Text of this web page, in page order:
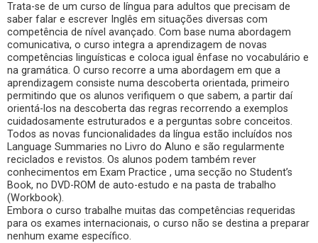
Trata-se de um curso de língua para adultos que precisam de
saber falar e escrever Inglês em situações diversas com
competência de nível avançado. Com base numa abordagem
comunicativa, o curso integra a aprendizagem de novas
competências linguísticas e coloca igual ênfase no vocabulário e
na gramática. O curso recorre a uma abordagem em que a
aprendizagem consiste numa descoberta orientada, primeiro
permitindo que os alunos verifiquem o que sabem, a partir daí
orientá-los na descoberta das regras recorrendo a exemplos
cuidadosamente estruturados e a perguntas sobre conceitos.
Todos as novas funcionalidades da língua estão incluídos nos
Language Summaries no Livro do Aluno e são regularmente
reciclados e revistos. Os alunos podem também rever
conhecimentos em Exam Practice , uma secção no Student’s
Book, no DVD-ROM de auto-estudo e na pasta de trabalho
(Workbook).
Embora o curso trabalhe muitas das competências requeridas
para os exames internacionais, o curso não se destina a preparar
nenhum exame específico.